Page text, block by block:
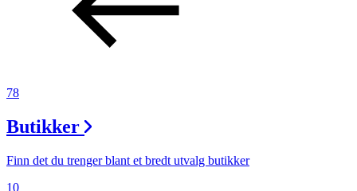
78
Butikker
Finn det du trenger blant et bredt utvalg butikker
10